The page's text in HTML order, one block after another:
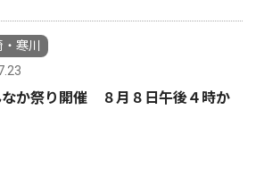
寒川
なか祭り開催 ８月８日午後４時か